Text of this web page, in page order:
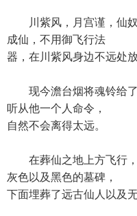
川紫风，月宫谨，仙奴
成仙，不用御飞行法
器，在川紫风身边不远处
现今澹台烟将魂铃给了
听从他一个人命令，
自然不会离得太远。
在葬仙之地上方飞行，
灰色以及黑色的墓碑，
下面埋葬了远古仙人以及